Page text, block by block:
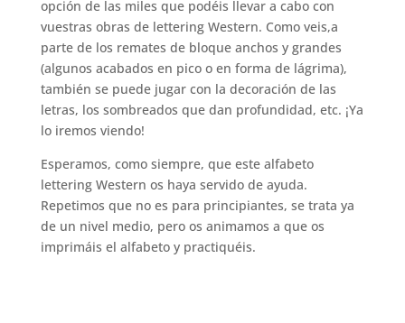
opción de las miles que podéis llevar a cabo con
vuestras obras de lettering Western. Como veis,a
parte de los remates de bloque anchos y grandes
(algunos acabados en pico o en forma de lágrima),
también se puede jugar con la decoración de las
letras, los sombreados que dan profundidad, etc. ¡Ya
lo iremos viendo!
Esperamos, como siempre, que este alfabeto
lettering Western os haya servido de ayuda.
Repetimos que no es para principiantes, se trata ya
de un nivel medio, pero os animamos a que os
imprimáis el alfabeto y practiquéis.